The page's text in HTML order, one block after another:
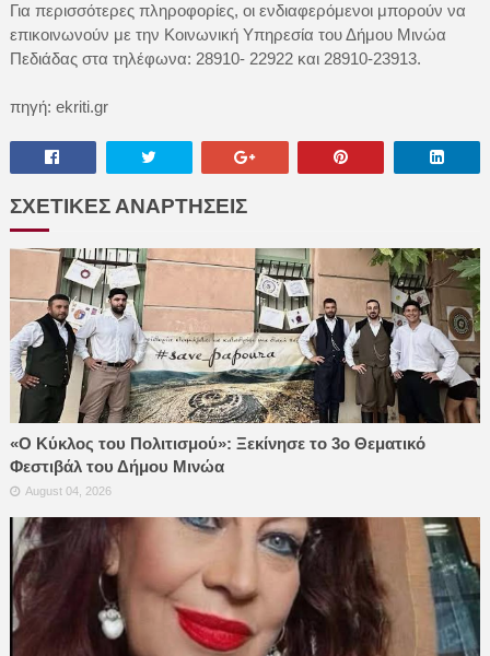
Για περισσότερες πληροφορίες, οι ενδιαφερόμενοι μπορούν να
επικοινωνούν με την Κοινωνική Υπηρεσία του Δήμου Μινώα
Πεδιάδας στα τηλέφωνα: 28910- 22922 και 28910-23913.
πηγή: ekriti.gr
ΣΧΕΤΙΚΕΣ ΑΝΑΡΤΗΣΕΙΣ
«Ο Κύκλος του Πολιτισμού»: Ξεκίνησε το 3ο Θεματικό
Φεστιβάλ του Δήμου Μινώα
August 04, 2026